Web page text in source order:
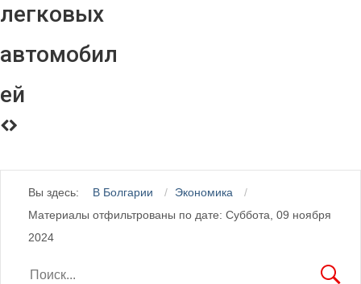
легковых
автомобил
ей
Вы здесь: В Болгарии
Экономика
Материалы отфильтрованы по дате: Суббота, 09 ноября
2024